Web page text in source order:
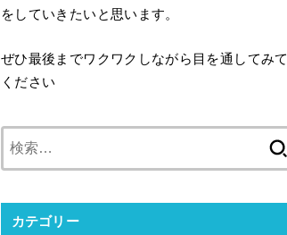
をしていきたいと思います。
ぜひ最後までワクワクしながら目を通してみて
ください
カテゴリー